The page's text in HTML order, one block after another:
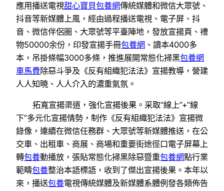
應用播送電視甜心寶貝包養網傳統媒體和微信大眾號、
抖音等新媒體上風，經由過程播送電視、電子屏、抖
音、微信伴侶圈、大眾號等平臺陣地，發放宣揚頁、禮
物50000余份，印發宣揚手冊包養網 、讀本4000多
本，吊掛條幅3000多條，推進展開常態化掃黑包養網
車馬費除惡斗爭及《反有組織犯法法》宣揚教導，營建
人人知曉、人人介入的濃重氣氛。
拓寬宣揚渠道，強化宣揚後果。采取“線上”+“線
下”多元化宣揚情勢，制作《反有組織犯法法》宣揚微
錄像，連續在微信任務群、大眾號等新媒體推送，在公
交車、出租車、商展、商場和重要街途徑口電子屏幕上
轉包養動播放，張貼常態化掃黑除惡暨重包養網點行業
範疇包養整治本語標語，收到了傑出宣揚後果。本年以
來，播送包養電視傳統媒體及新媒體系體例發各類佈告